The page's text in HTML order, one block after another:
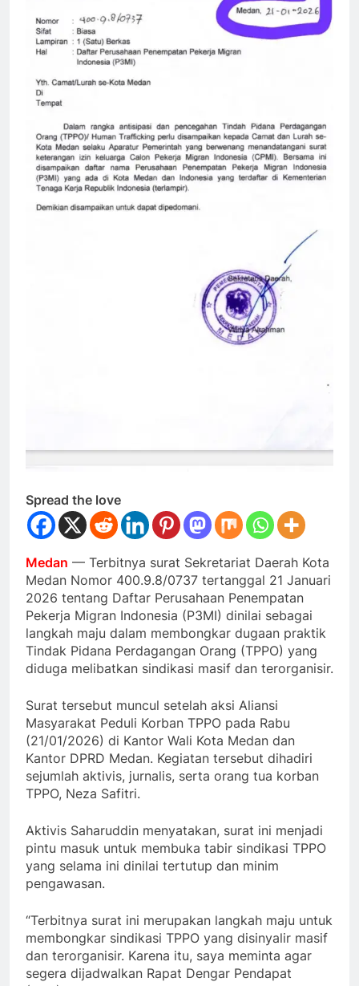
Spread the love
Medan — Terbitnya surat Sekretariat Daerah Kota
Medan Nomor 400.9.8/0737 tertanggal 21 Januari
2026 tentang Daftar Perusahaan Penempatan
Pekerja Migran Indonesia (P3MI) dinilai sebagai
langkah maju dalam membongkar dugaan praktik
Tindak Pidana Perdagangan Orang (TPPO) yang
diduga melibatkan sindikasi masif dan terorganisir.
Surat tersebut muncul setelah aksi Aliansi
Masyarakat Peduli Korban TPPO pada Rabu
(21/01/2026) di Kantor Wali Kota Medan dan
Kantor DPRD Medan. Kegiatan tersebut dihadiri
sejumlah aktivis, jurnalis, serta orang tua korban
TPPO, Neza Safitri.
Aktivis Saharuddin menyatakan, surat ini menjadi
pintu masuk untuk membuka tabir sindikasi TPPO
yang selama ini dinilai tertutup dan minim
pengawasan.
“Terbitnya surat ini merupakan langkah maju untuk
membongkar sindikasi TPPO yang disinyalir masif
dan terorganisir. Karena itu, saya meminta agar
segera dijadwalkan Rapat Dengar Pendapat